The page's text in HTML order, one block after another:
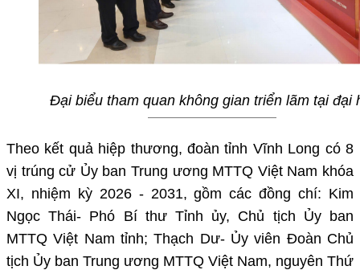
Đại biểu tham quan không gian triển lãm tại đại
Theo kết quả hiệp thương, đoàn tỉnh Vĩnh Long có 8
vị trúng cử Ủy ban Trung ương MTTQ Việt Nam khóa
XI, nhiệm kỳ 2026 - 2031, gồm các đồng chí: Kim
Ngọc Thái- Phó Bí thư Tỉnh ủy, Chủ tịch Ủy ban
MTTQ Việt Nam tỉnh; Thạch Dư- Ủy viên Đoàn Chủ
tịch Ủy ban Trung ương MTTQ Việt Nam, nguyên Thứ